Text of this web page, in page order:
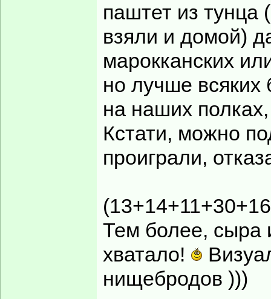
паштет из тунца
взяли и домой)
марокканских
но лучше всяких
на наших
Кстати, можно
проиграли,
Тем более, сыра
хватало!
нищебродов )))